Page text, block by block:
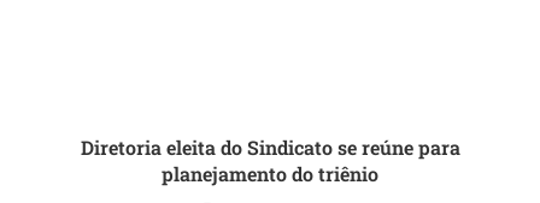
Diretoria eleita do Sindicato se reúne para
planejamento do triênio